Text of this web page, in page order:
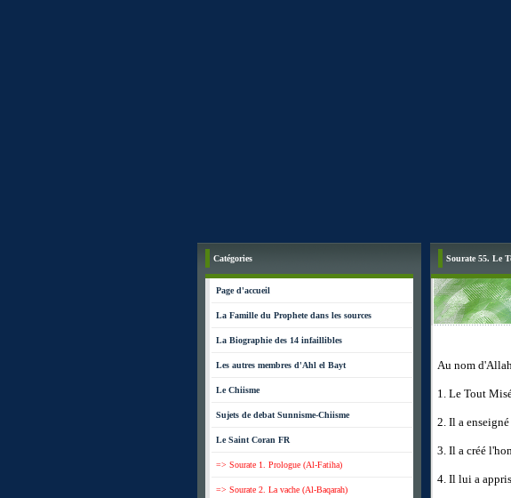
Catégories
Page d'accueil
La Famille du Prophete dans les sources
La Biographie des 14 infaillibles
Les autres membres d'Ahl el Bayt
Le Chiisme
Sujets de debat Sunnisme-Chiisme
Le Saint Coran FR
=> Sourate 1. Prologue (Al-Fatiha)
=> Sourate 2. La vache (Al-Baqarah)
Sourate 55. Le
Au nom
1. Le Tout
2. Il a
3. Il a créé
4. Il lui a